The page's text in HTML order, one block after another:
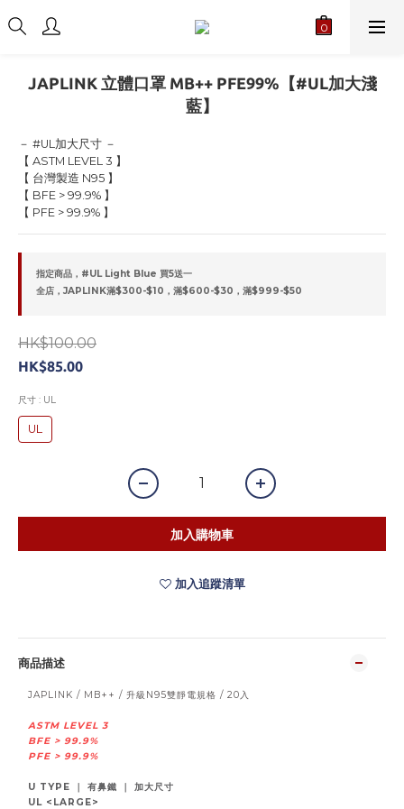
JAPLINK 立體口罩 MB++ PFE99%【#UL加大淺
藍】
－ #UL加大尺寸 －
【 ASTM LEVEL 3 】
【 台灣製造 N95 】
【 BFE > 99.9% 】
【 PFE > 99.9% 】
指定商品，#UL Light Blue 買5送一
全店，JAPLINK滿$300-$10，滿$600-$30，滿$999-$50
HK$100.00
HK$85.00
尺寸 : UL
UL
加入購物車
加入追蹤清單
商品描述
JAPLINK / MB++ / 升級N95雙靜電規格 / 20入
ASTM LEVEL 3
BFE > 99.9%
PFE > 99.9%
U TYPE ｜ 有鼻鐵 ｜ 加大尺寸
UL <LARGE>